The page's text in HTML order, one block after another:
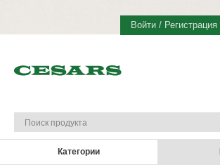
Войти / Регистрация
Категории